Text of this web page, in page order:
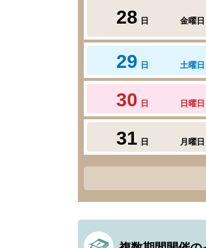
28 日 金曜日
29 日 土曜日
30 日 日曜日
31 日 月曜日